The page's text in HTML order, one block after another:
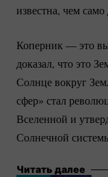
известна, чем
Коперник — это
доказал, что это
Солнце вокруг
сфер» стал
Вселенной и
Солнечной
Читать далее